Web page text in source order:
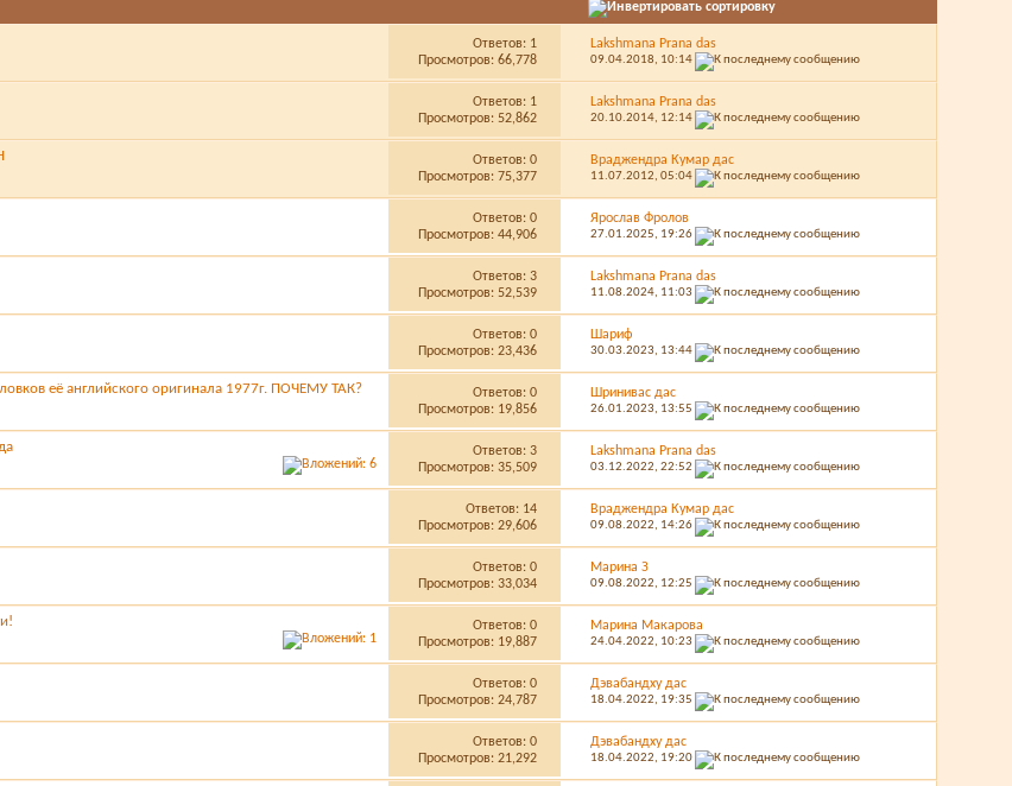
Ответов: 1
Просмотров: 66,778
Lakshmana Prana das
09.04.2018, 10:14
Ответов: 1
Просмотров: 52,862
Lakshmana Prana das
20.10.2014, 12:14
Ответов:0
Просмотров: 75,377
Враджендра Кумар дас
11.07.2012, 05:04
Ответов:0
Просмотров: 44,906
Ярослав Фролов
27.01.2025, 19:26
Ответов:3
Просмотров: 52,539
Lakshmana Prana das
11.08.2024, 11:03
Ответов:0
Просмотров: 23,436
Шариф
30.03.2023, 13:44
её английского оригинала 1977г. ПОЧЕМУ ТАК? Ответов:0
Просмотров: 19,856
Шринивас дас
26.01.2023, 13:55
Ответов:3
Просмотров: 35,509
Lakshmana Prana das
03.12.2022, 22:52
Ответов: 14
Просмотров: 29,606
Враджендра Кумар дас
09.08.2022, 14:26
Ответов:0
Просмотров: 33,034
Марина З
09.08.2022, 12:25
Ответов:0
Просмотров: 19,887
Марина Макарова
24.04.2022, 10:23
Ответов:0
Просмотров: 24,787
Дэвабандху дас
18.04.2022, 19:35
Ответов:0
Просмотров: 21,292
Дэвабандху дас
18.04.2022, 19:20